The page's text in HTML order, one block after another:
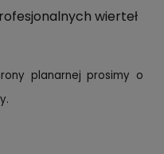
wierteł
planarnej prosimy o